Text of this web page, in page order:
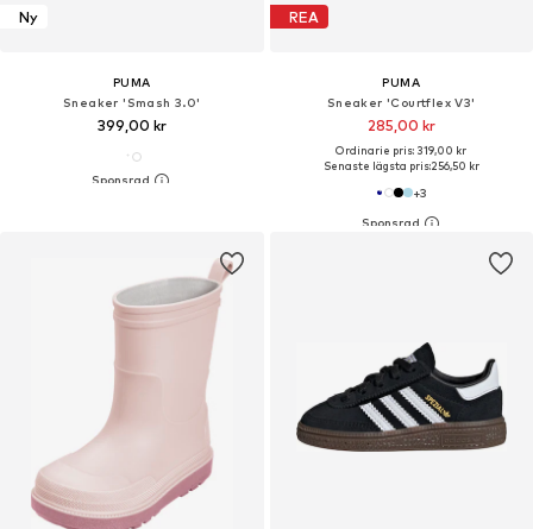
Ny
PUMA
Sneaker 'Smash 3.0'
399,00 kr
REA
PUMA
Sneaker 'Courtflex V3'
285,00 kr
Ordinarie pris: 319,00 kr
Senaste lägsta pris:256,50 kr
+3